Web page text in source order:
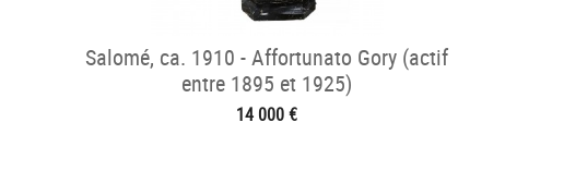
Salomé, ca. 1910 - Affortunato Gory (actif
entre 1895 et 1925)
14 000 €